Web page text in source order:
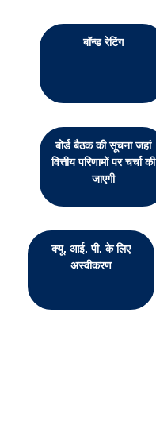
बॉन्ड रेटिंग
बोर्ड बैठक की सूचना जहां
वित्तीय परिणामों पर चर्चा की
जाएगी
क्यू. आई. पी. के लिए
अस्वीकरण